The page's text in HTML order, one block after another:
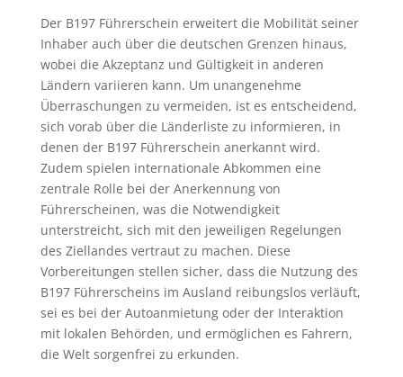
Der B197 Führerschein erweitert die Mobilität seiner
Inhaber auch über die deutschen Grenzen hinaus,
wobei die Akzeptanz und Gültigkeit in anderen
Ländern variieren kann. Um unangenehme
Überraschungen zu vermeiden, ist es entscheidend,
sich vorab über die Länderliste zu informieren, in
denen der B197 Führerschein anerkannt wird.
Zudem spielen internationale Abkommen eine
zentrale Rolle bei der Anerkennung von
Führerscheinen, was die Notwendigkeit
unterstreicht, sich mit den jeweiligen Regelungen
des Ziellandes vertraut zu machen. Diese
Vorbereitungen stellen sicher, dass die Nutzung des
B197 Führerscheins im Ausland reibungslos verläuft,
sei es bei der Autoanmietung oder der Interaktion
mit lokalen Behörden, und ermöglichen es Fahrern,
die Welt sorgenfrei zu erkunden.